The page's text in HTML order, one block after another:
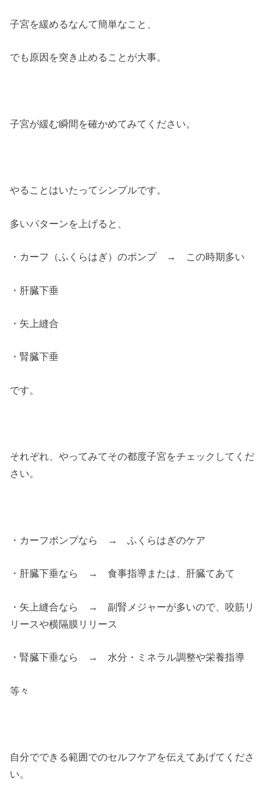
子宮を緩めるなんて簡単なこと、
でも原因を突き止めることが大事。
子宮が緩む瞬間を確かめてみてください。
やることはいたってシンプルです。
多いパターンを上げると、
・カーフ（ふくらはぎ）のポンプ → この時期多い
・肝臓下垂
・矢上縫合
・腎臓下垂
です。
それぞれ、やってみてその都度子宮をチェックしてくだ
さい。
・カーフポンプなら → ふくらはぎのケア
・肝臓下垂なら → 食事指導または、肝臓てあて
・矢上縫合なら → 副腎メジャーが多いので、咬筋リ
リースや横隔膜リリース
・腎臓下垂なら → 水分・ミネラル調整や栄養指導
等々
自分でできる範囲でのセルフケアを伝えてあげてくださ
い。